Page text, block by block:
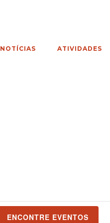
NOTÍCIAS ATIVIDADES
ENCONTRE EVENTOS